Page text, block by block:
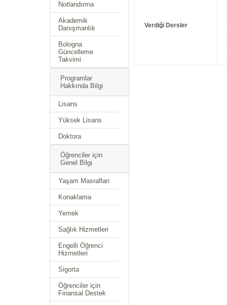
Notlandırma
Akademik
Danışmanlık
Bologna
Güncelleme
Takvimi
Programlar
Hakkında Bilgi
Lisans
Yüksek Lisans
Doktora
Öğrenciler için
Genel Bilgi
Yaşam Masrafları
Konaklama
Yemek
Sağlık Hizmetleri
Engelli Öğrenci
Hizmetleri
Sigorta
Öğrenciler için
Finansal Destek
Verdiği Dersler